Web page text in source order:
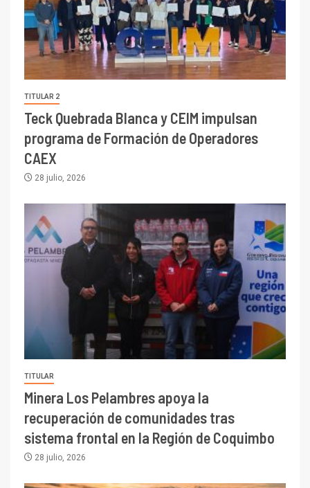
TITULAR 2
Teck Quebrada Blanca y CEIM impulsan
programa de Formación de Operadores
CAEX
28 julio, 2026
TITULAR
Minera Los Pelambres apoya la
recuperación de comunidades tras
sistema frontal en la Región de Coquimbo
28 julio, 2026